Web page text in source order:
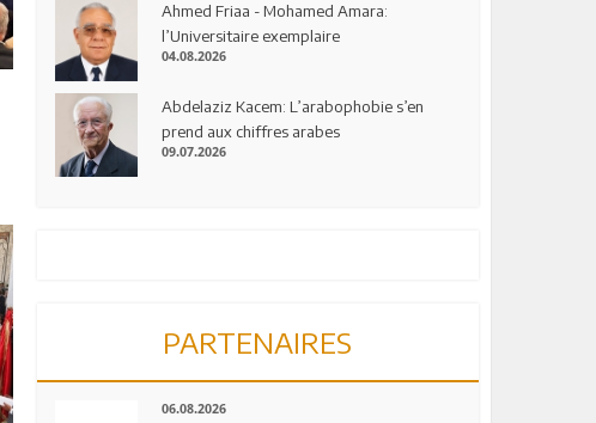
Ahmed Friaa - Mohamed Amara:
l’Universitaire exemplaire
04.08.2026
Abdelaziz Kacem: L’arabophobie s’en
prend aux chiffres arabes
09.07.2026
PARTENAIRES
06.08.2026